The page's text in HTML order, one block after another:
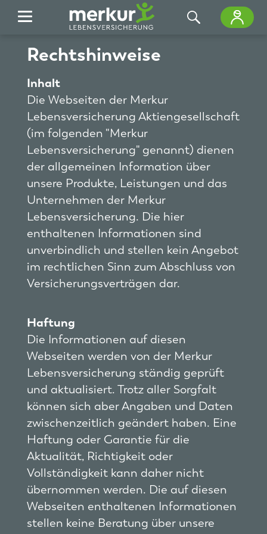
Rechtshinweise
Inhalt
Die Webseiten der Merkur
Lebensversicherung Aktiengesellschaft
(im folgenden "Merkur
Lebensversicherung" genannt) dienen
der allgemeinen Information über
unsere Produkte, Leistungen und das
Unternehmen der Merkur
Lebensversicherung. Die hier
enthaltenen Informationen sind
unverbindlich und stellen kein Angebot
im rechtlichen Sinn zum Abschluss von
Versicherungsverträgen dar.
Haftung
Die Informationen auf diesen
Webseiten werden von der Merkur
Lebensversicherung ständig geprüft
und aktualisiert. Trotz aller Sorgfalt
können sich aber Angaben und Daten
zwischenzeitlich geändert haben. Eine
Haftung oder Garantie für die
Aktualität, Richtigkeit oder
Vollständigkeit kann daher nicht
übernommen werden. Die auf diesen
Webseiten enthaltenen Informationen
stellen keine Beratung über unsere